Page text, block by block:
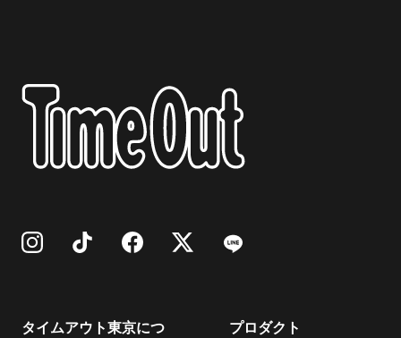
タイムアウト東京につ
プロダクト